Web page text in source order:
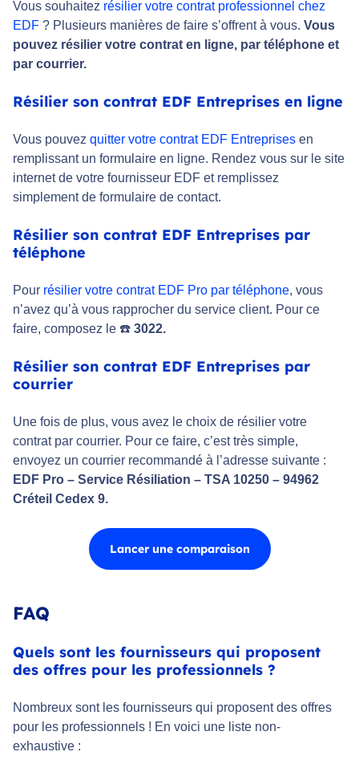
Vous souhaitez résilier votre contrat professionnel chez
EDF ? Plusieurs manières de faire s’offrent à vous. Vous
pouvez résilier votre contrat en ligne, par téléphone et
par courrier.
Résilier son contrat EDF Entreprises en ligne
Vous pouvez quitter votre contrat EDF Entreprises en
remplissant un formulaire en ligne. Rendez vous sur le site
internet de votre fournisseur EDF et remplissez
simplement de formulaire de contact.
Résilier son contrat EDF Entreprises par
téléphone
Pour résilier votre contrat EDF Pro par téléphone, vous
n’avez qu’à vous rapprocher du service client. Pour ce
faire, composez le ☎️ 3022.
Résilier son contrat EDF Entreprises par
courrier
Une fois de plus, vous avez le choix de résilier votre
contrat par courrier. Pour ce faire, c’est très simple,
envoyez un courrier recommandé à l’adresse suivante :
EDF Pro – Service Résiliation – TSA 10250 – 94962
Créteil Cedex 9.
Lancer une comparaison
FAQ
Quels sont les fournisseurs qui proposent
des offres pour les professionnels ?
Nombreux sont les fournisseurs qui proposent des offres
pour les professionnels ! En voici une liste non-
exhaustive :